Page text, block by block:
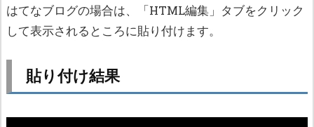
はてなブログの場合は、「HTML編集」タブをクリック
して表示されるところに貼り付けます。
貼り付け結果